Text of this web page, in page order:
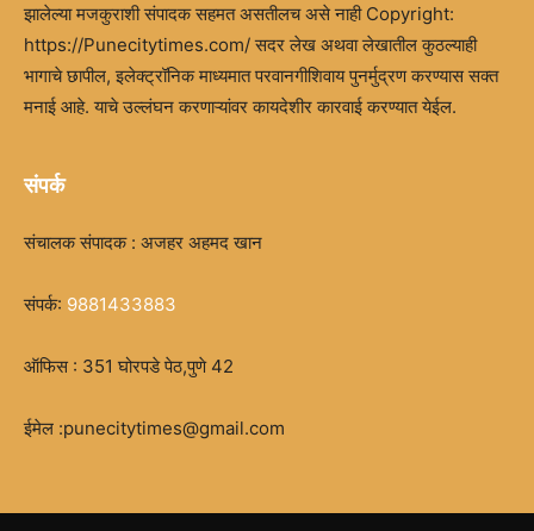
झालेल्या मजकुराशी संपादक सहमत असतीलच असे नाही Copyright:
https://Punecitytimes.com/ सदर लेख अथवा लेखातील कुठल्याही
भागाचे छापील, इलेक्ट्रॉनिक माध्यमात परवानगीशिवाय पुनर्मुद्रण करण्यास सक्त
मनाई आहे. याचे उल्लंघन करणाऱ्यांवर कायदेशीर कारवाई करण्यात येईल.
संपर्क
संचालक संपादक : अजहर अहमद खान
संपर्क: 9881433883
ऑफिस : 351 घोरपडे पेठ,पुणे 42
ईमेल :punecitytimes@gmail.com